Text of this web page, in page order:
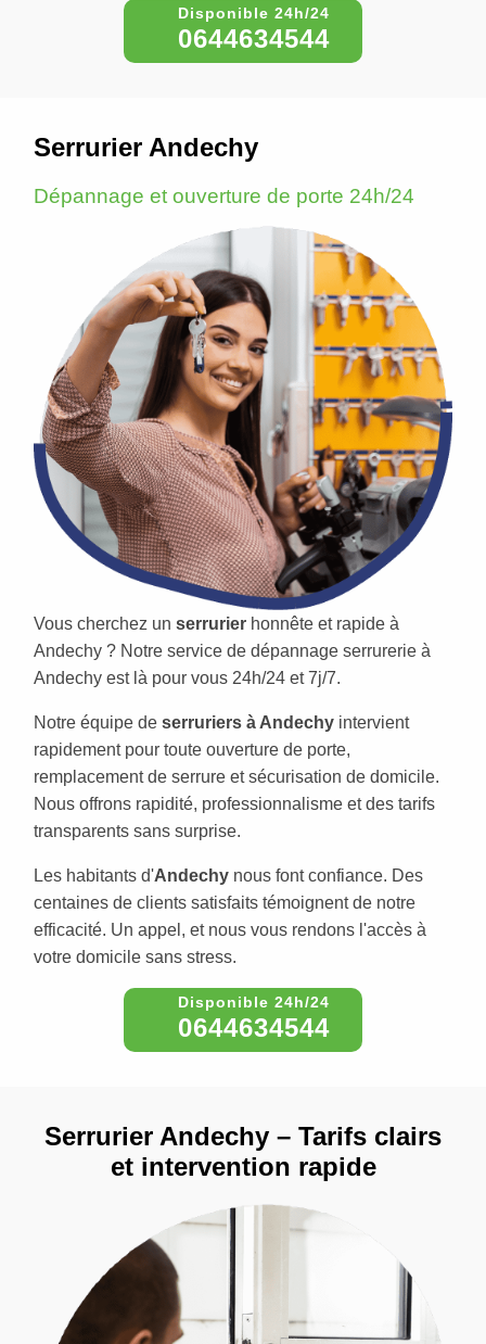
0644634544
Serrurier Andechy
Dépannage et ouverture de porte 24h/24
Vous cherchez un serrurier honnête et rapide à
Andechy ? Notre service de dépannage serrurerie à
Andechy est là pour vous 24h/24 et 7j/7.
Notre équipe de serruriers à Andechy intervient
rapidement pour toute ouverture de porte,
remplacement de serrure et sécurisation de domicile.
Nous offrons rapidité, professionnalisme et des tarifs
transparents sans surprise.
Les habitants d'Andechy nous font confiance. Des
centaines de clients satisfaits témoignent de notre
efficacité. Un appel, et nous vous rendons l'accès à
votre domicile sans stress.
0644634544
Serrurier Andechy – Tarifs clairs
et intervention rapide